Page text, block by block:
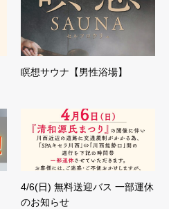
瞑想サウナ【男性浴場】
4/6(日) 無料送迎バス 一部運休
のお知らせ